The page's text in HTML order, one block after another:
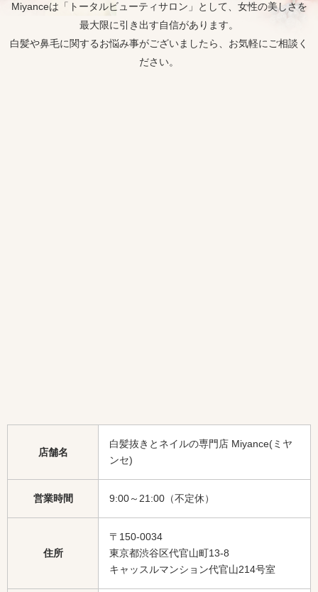
Miyanceは「トータルビューティサロン」として、女性の美しさを
最大限に引き出す自信があります。
白髪や鼻毛に関するお悩み事がございましたら、お気軽にご相談く
ださい。
店舗名
白髪抜きとネイルの専門店 Miyance(ミヤ
ンセ)
営業時間 9:00～21:00（不定休）
住所
〒150-0034
東京都渋谷区代官山町13-8
キャッスルマンション代官山214号室